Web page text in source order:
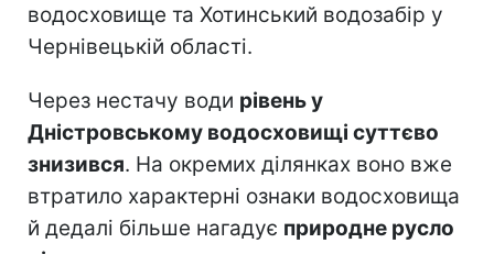
водосховище та Хотинський водозабір у
Чернівецькій області.
Через нестачу води рівень у
Дністровському водосховищі суттєво
знизився. На окремих ділянках воно вже
втратило характерні ознаки водосховища
й дедалі більше нагадує природне русло